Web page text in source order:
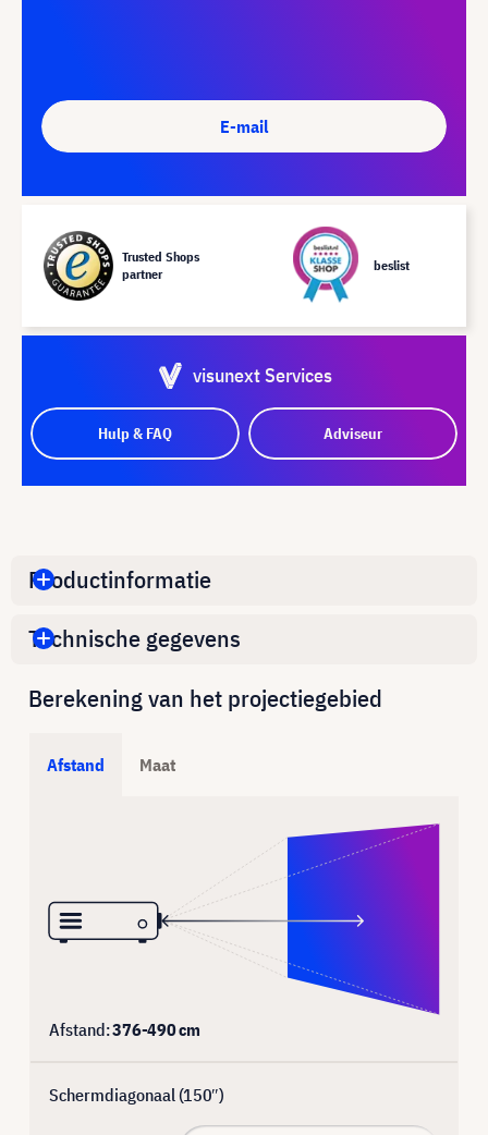
E-mail
Trusted Shops
partner
beslist
visunext Services
Hulp & FAQ Adviseur
Productinformatie
Technische gegevens
Berekening van het projectiegebied
Afstand Maat
Afstand:376-490cm
Schermdiagonaal (150″)